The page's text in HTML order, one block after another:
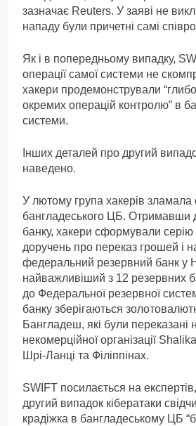
зазначає Reuters. У заяві не
нападу були причетні самі
Як і в попередньому випадку,
операції самої системи не
хакери продемонстрували
окремих операцій контролю” в
системи.
Інших деталей про другий
наведено.
У лютому група хакерів зламала
бангладеського ЦБ. Отримавши
банку, хакери сформували
доручень про переказ грошей і
федеральний резервний банк у
найважливіший з 12 резервних
до Федеральної резервної
банку зберігаються
Бангладеш, які були переказані
некомерційної організації
Шрі-Ланці та Філіппінах.
SWIFT посилається на
другий випадок кібератаки
крадіжка в бангладеському ЦБ